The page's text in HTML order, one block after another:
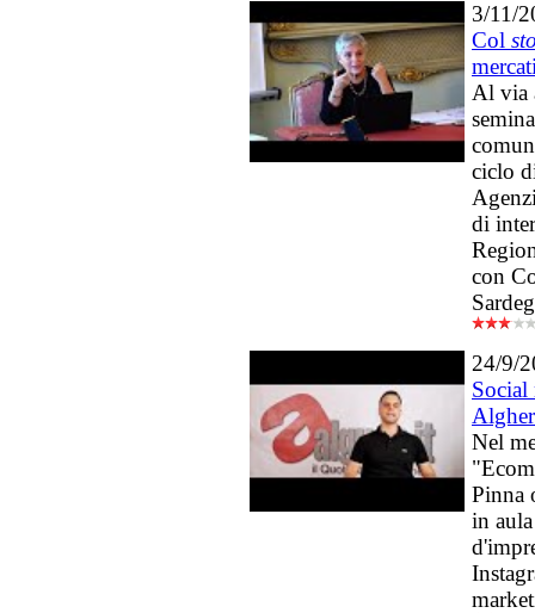
3/11/
Col
Al via
ciclo
di
con
24/9/
Social
Nel
Pinna
in